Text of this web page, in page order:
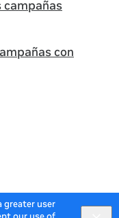
greater user
campañas
con